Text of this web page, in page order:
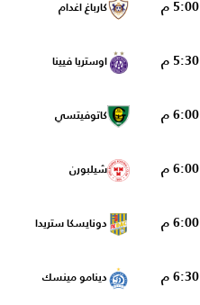
5:00 م كارباغ اغدام
5:30 م اوستريا فيينا
6:00 م كاتوفيتسي
6:00 م شيلبورن
6:00 م دونايسكا ستريدا
6:30 م دينامو مينسك